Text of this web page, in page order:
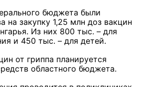
бюджета были
на закупку 1,25 млн доз вакцин
Из них 800 тыс. – для
и 450 тыс. – для детей.
от гриппа планируется
областного бюджета.